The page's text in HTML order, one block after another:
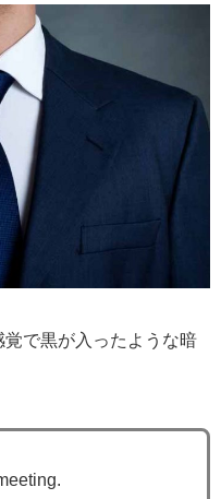
で黒が入ったような暗